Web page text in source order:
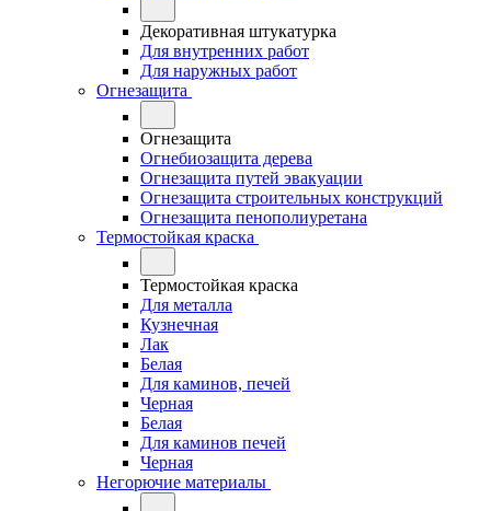
Декоративная штукатурка
Для внутренних работ
Для наружных работ
Огнезащита
Огнезащита
Огнебиозащита дерева
Огнезащита путей эвакуации
Огнезащита строительных конструкций
Огнезащита пенополиуретана
Термостойкая краска
Термостойкая краска
Для металла
Кузнечная
Лак
Белая
Для каминов, печей
Черная
Белая
Для каминов печей
Черная
Негорючие материалы